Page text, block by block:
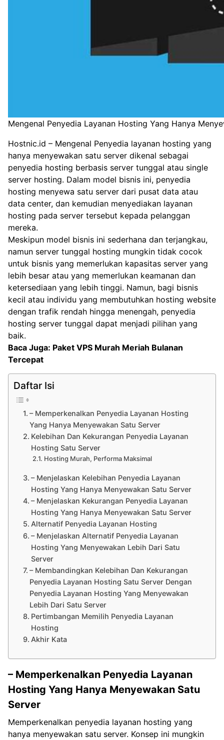
Mengenal Penyedia Layanan Hosting Yang Hanya
Hostnic.id – Mengenal Penyedia layanan hosting yang
hanya menyewakan satu server dikenal sebagai
penyedia hosting berbasis server tunggal atau single
server hosting. Dalam model bisnis ini, penyedia
hosting menyewa satu server dari pusat data atau
data center, dan kemudian menyediakan layanan
hosting pada server tersebut kepada pelanggan
mereka.
Meskipun model bisnis ini sederhana dan terjangkau,
namun server tunggal hosting mungkin tidak cocok
untuk bisnis yang memerlukan kapasitas server yang
lebih besar atau yang memerlukan keamanan dan
ketersediaan yang lebih tinggi. Namun, bagi bisnis
kecil atau individu yang membutuhkan hosting website
dengan trafik rendah hingga menengah, penyedia
hosting server tunggal dapat menjadi pilihan yang
baik.
Baca Juga: Paket VPS Murah Meriah Bulanan
Tercepat
Daftar Isi
– Memperkenalkan Penyedia Layanan Hosting
Yang Hanya Menyewakan Satu Server
Kelebihan Dan Kekurangan Penyedia Layanan
Hosting Satu Server
Hosting Murah, Performa Maksimal
– Menjelaskan Kelebihan Penyedia Layanan
Hosting Yang Hanya Menyewakan Satu Server
– Menjelaskan Kekurangan Penyedia Layanan
Hosting Yang Hanya Menyewakan Satu Server
Alternatif Penyedia Layanan Hosting
– Menjelaskan Alternatif Penyedia Layanan
Hosting Yang Menyewakan Lebih Dari Satu
Server
– Membandingkan Kelebihan Dan Kekurangan
Penyedia Layanan Hosting Satu Server Dengan
Penyedia Layanan Hosting Yang Menyewakan
Lebih Dari Satu Server
Pertimbangan Memilih Penyedia Layanan
Hosting
Akhir Kata
– Memperkenalkan Penyedia Layanan
Hosting Yang Hanya Menyewakan Satu
Server
Memperkenalkan penyedia layanan hosting yang
hanya menyewakan satu server. Konsep ini mungkin